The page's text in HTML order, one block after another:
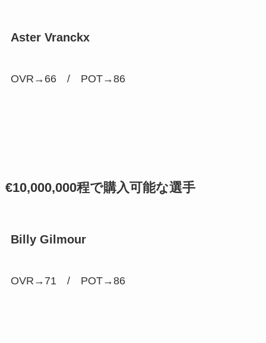
Aster Vranckx
OVR→66 / POT→86
€10,000,000程で購入可能な選手
Billy Gilmour
OVR→71 / POT→86